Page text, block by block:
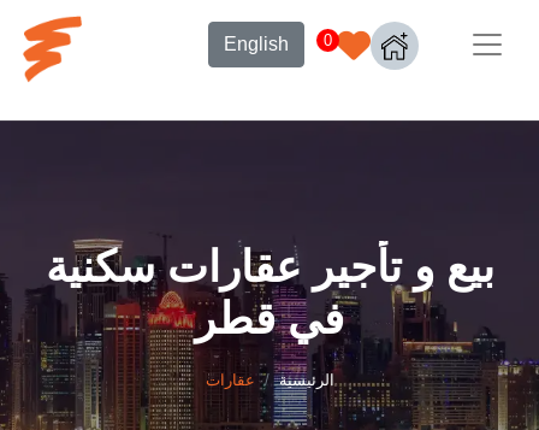
0
English
بيع و تأجير عقارات سكنية
في قطر
الرئيسية عقارات